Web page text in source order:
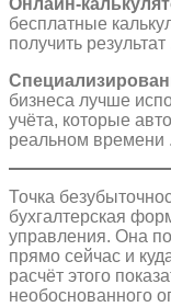
Онлайн-
бесплатные
получить результат
бизнеса лучше
учёта, которые
реальном времени .
Точка
бухгалтерская
управления. Она
прямо сейчас и
расчёт этого
необоснованного